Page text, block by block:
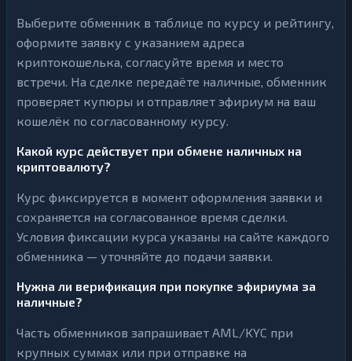
Выберите обменник в таблице по курсу и рейтингу,
оформите заявку с указанием адреса
криптокошелька, согласуйте время и место
встречи. На сделке передаёте наличные, обменник
проверяет купюры и отправляет эфириум на ваш
кошелёк по согласованному курсу.
Какой курс действует при обмене наличных на
криптовалюту?
Курс фиксируется в момент оформления заявки и
сохраняется на согласованное время сделки.
Условия фиксации курса указаны на сайте каждого
обменника — уточняйте до подачи заявки.
Нужна ли верификация при покупке эфириума за
наличные?
Часть обменников запрашивает AML/KYC при
крупных суммах или при отправке на